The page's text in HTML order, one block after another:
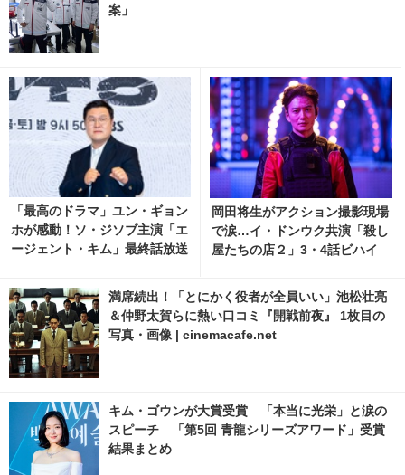
案」
「最高のドラマ」ユン・ギョン
ホが感動！ソ・ジソブ主演「エ
ージェント・キム」最終話放送
禁 2枚目の写真・画像 | cinem
acafe.net
岡田将生がアクション撮影現場
で涙…イ・ドンウク共演「殺し
屋たちの店２」3・4話ビハイ
満席続出！「とにかく役者が全員いい」池松壮亮
＆仲野太賀らに熱い口コミ『開戦前夜』 1枚目の
写真・画像 | cinemacafe.net
キム・ゴウンが大賞受賞 「本当に光栄」と涙の
スピーチ 「第5回 青龍シリーズアワード」受賞
結果まとめ